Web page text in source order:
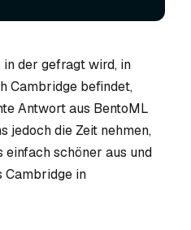
der gefragt wird, in
Cambridge befindet,
Antwort aus BentoML
jedoch die Zeit nehmen,
einfach schöner aus und
Cambridge in